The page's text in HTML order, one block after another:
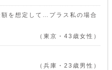
を想定して…プラス私の場合
（東京・43歳女性）
（兵庫・23歳男性）